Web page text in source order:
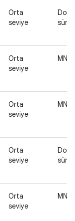
Orta
seviye
Orta
seviye
Orta
seviye
Orta
seviye
Orta
seviye